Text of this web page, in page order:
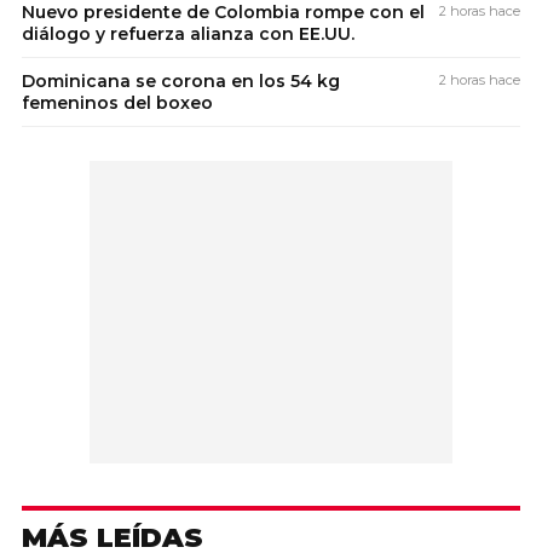
Nuevo presidente de Colombia rompe con el
diálogo y refuerza alianza con EE.UU.
2 horas hace
Dominicana se corona en los 54 kg
femeninos del boxeo
2 horas hace
MÁS LEÍDAS